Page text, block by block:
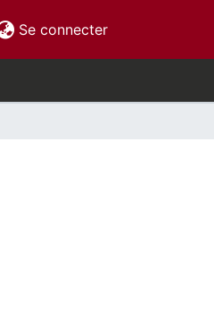
Se connecter(current)